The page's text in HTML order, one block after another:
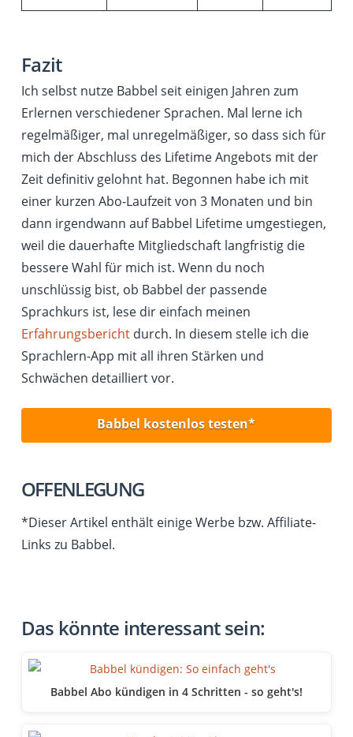
Fazit
Ich selbst nutze Babbel seit einigen Jahren zum
Erlernen verschiedener Sprachen. Mal lerne ich
regelmäßiger, mal unregelmäßiger, so dass sich für
mich der Abschluss des Lifetime Angebots mit der
Zeit definitiv gelohnt hat. Begonnen habe ich mit
einer kurzen Abo-Laufzeit von 3 Monaten und bin
dann irgendwann auf Babbel Lifetime umgestiegen,
weil die dauerhafte Mitgliedschaft langfristig die
bessere Wahl für mich ist. Wenn du noch
unschlüssig bist, ob Babbel der passende
Sprachkurs ist, lese dir einfach meinen
Erfahrungsberichtdurch. In diesem stelle ich die
Sprachlern-App mit all ihren Stärken und
Schwächen detailliert vor.
Babbel kostenlos testen*
OFFENLEGUNG
*Dieser Artikel enthält einige Werbe bzw. Affiliate-
Links zu Babbel.
Das könnte interessant sein:
Babbel Abo kündigen in 4 Schritten - so geht's!